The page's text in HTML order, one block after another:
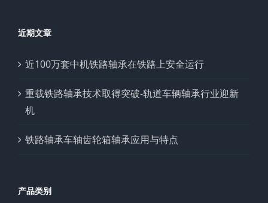
近期文章
近100万套中机铁路轴承在铁路上安全运行
重载铁路轴承技术取得突破-轨道车辆轴承行业迎新
机
铁路轴承车轴齿轮箱轴承应用与特点
产品类别